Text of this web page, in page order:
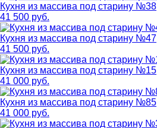
Кухня из массива под старину №38
41 500 руб.
Кухня из массива под старину №47
41 500 руб.
Кухня из массива под старину №15
41 000 руб.
Кухня из массива под старину №85
41 000 руб.